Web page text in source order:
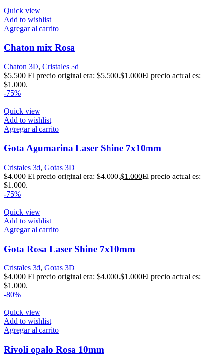
Quick view
Add to wishlist
Agregar al carrito
Chaton mix Rosa
Chaton 3D, Cristales 3d
$5.500 El precio original era: $5.500.$1.000El precio actual es:
$1.000.
-75%
Quick view
Add to wishlist
Agregar al carrito
Gota Agumarina Laser Shine 7x10mm
Cristales 3d, Gotas 3D
$4.000 El precio original era: $4.000.$1.000El precio actual es:
$1.000.
-75%
Quick view
Add to wishlist
Agregar al carrito
Gota Rosa Laser Shine 7x10mm
Cristales 3d, Gotas 3D
$4.000 El precio original era: $4.000.$1.000El precio actual es:
$1.000.
-80%
Quick view
Add to wishlist
Agregar al carrito
Rivoli opalo Rosa 10mm